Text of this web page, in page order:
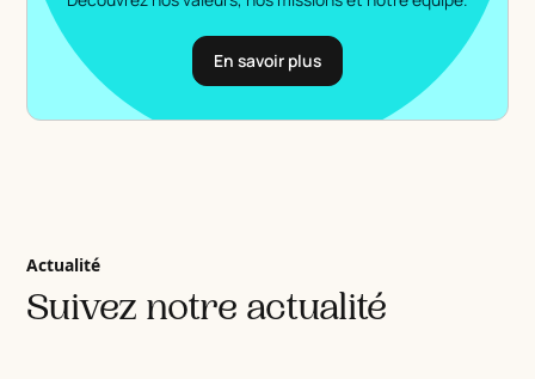
En savoir plus
Actualité
Suivez notre actualité